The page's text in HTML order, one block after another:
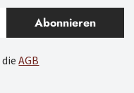
Abonnieren
dieAGB